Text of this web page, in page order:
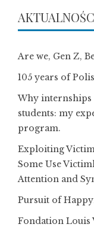
Are we, Gen Z,
105 years of
Why internships
students: my
program.
Exploiting
Some Use
Attention and
Pursuit of
Fondation Louis